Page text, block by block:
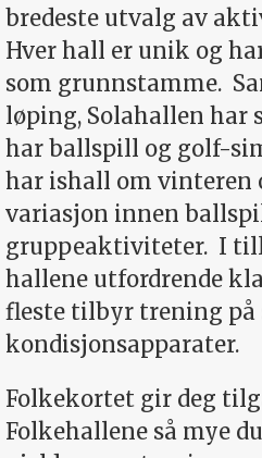
bredeste utvalg av
Hver hall er unik og
som grunnstamme.
løping, Solahallen har
har ballspill og golf-
har ishall om vinteren
variasjon innen
gruppeaktiviteter. I
hallene utfordrende
fleste tilbyr trening på
kondisjonsapparater.
Folkekortet gir deg
Folkehallene så mye